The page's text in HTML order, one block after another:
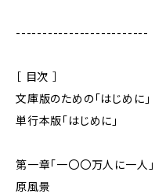
-------------------------
［ 目次 ］
文庫版のための「はじめに」
単行本版「はじめに」
第一章「一〇〇万人に一人
原風景